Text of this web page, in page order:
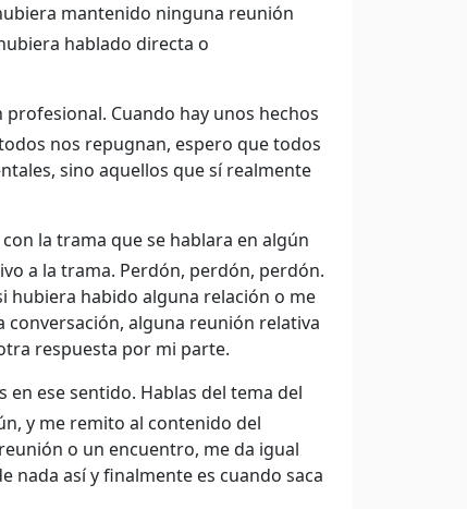
mantenido ninguna reunión
hablado directa o
Cuando hay unos hechos
nos repugnan, espero que todos
sino aquellos que sí realmente
la trama que se hablara en algún
a la trama. Perdón, perdón, perdón.
hubiera habido alguna relación o me
alguna reunión relativa
respuesta por mi parte.
en ese sentido. Hablas del tema del
y me remito al contenido del
o un encuentro, me da igual
nada así y finalmente es cuando saca